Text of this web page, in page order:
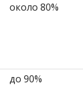
около 80%
до 90%